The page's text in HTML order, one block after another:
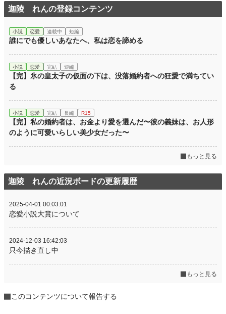
迦陵 れんの登録コンテンツ
小説 恋愛 連載中 短編
誰にでも優しいあなたへ、私は恋を諦める
小説 恋愛 完結 短編
【完】氷の皇太子の仮面の下は、没落婚約者への狂愛で満ちてい
る
小説 恋愛 完結 長編 R15
【完】私の婚約者は、お金より愛を選んだ〜彼の義妹は、お人形
のように可愛いらしい美少女だった〜
もっと見る
迦陵 れんの近況ボードの更新履歴
2025-04-01 00:03:01
恋愛小説大賞について
2024-12-03 16:42:03
只今描き直し中
もっと見る
このコンテンツについて報告する